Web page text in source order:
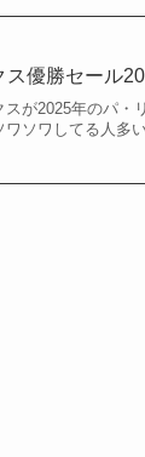
ス優勝セール
が2025年のパ・
ソワしてる人多